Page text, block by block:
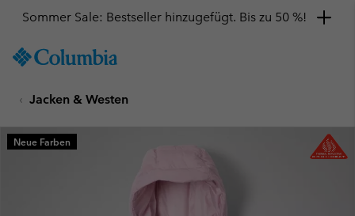
TO
SKIP
MAIN
NAV
Sommer Sale: Bestseller hinzugefügt. Bis zu 50 %!
Jacken & Westen
Neue Farben